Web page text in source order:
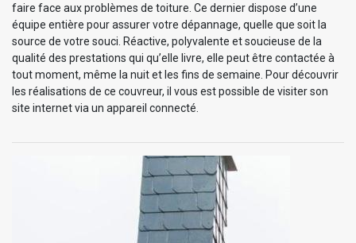
faire face aux problèmes de toiture. Ce dernier dispose d’une
équipe entière pour assurer votre dépannage, quelle que soit la
source de votre souci. Réactive, polyvalente et soucieuse de la
qualité des prestations qui qu’elle livre, elle peut être contactée à
tout moment, même la nuit et les fins de semaine. Pour découvrir
les réalisations de ce couvreur, il vous est possible de visiter son
site internet via un appareil connecté.